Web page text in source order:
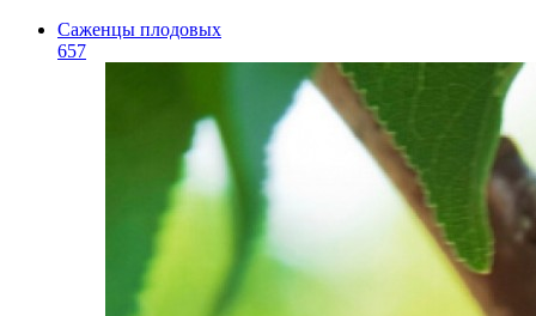
Саженцы плодовых
657